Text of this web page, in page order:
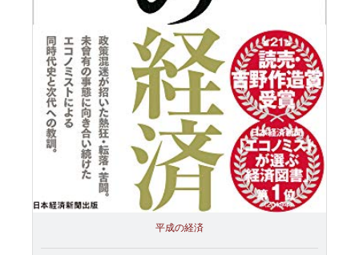
平成の経済